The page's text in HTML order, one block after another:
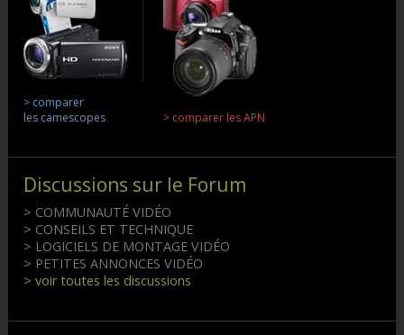
> comparer
les camescopes
> comparer les APN
Discussions sur le Forum
> COMMUNAUTÉ VIDÉO
> CONSEILS ET TECHNIQUE
> LOGICIELS DE MONTAGE VIDÉO
> PETITES ANNONCES VIDÉO
> voir toutes les discussions